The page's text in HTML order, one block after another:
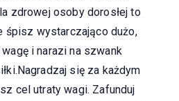
zdrowej osoby dorosłej to
śpisz wystarczająco dużo,
i narazi na szwank
się za każdym
cel utraty wagi. Zafunduj